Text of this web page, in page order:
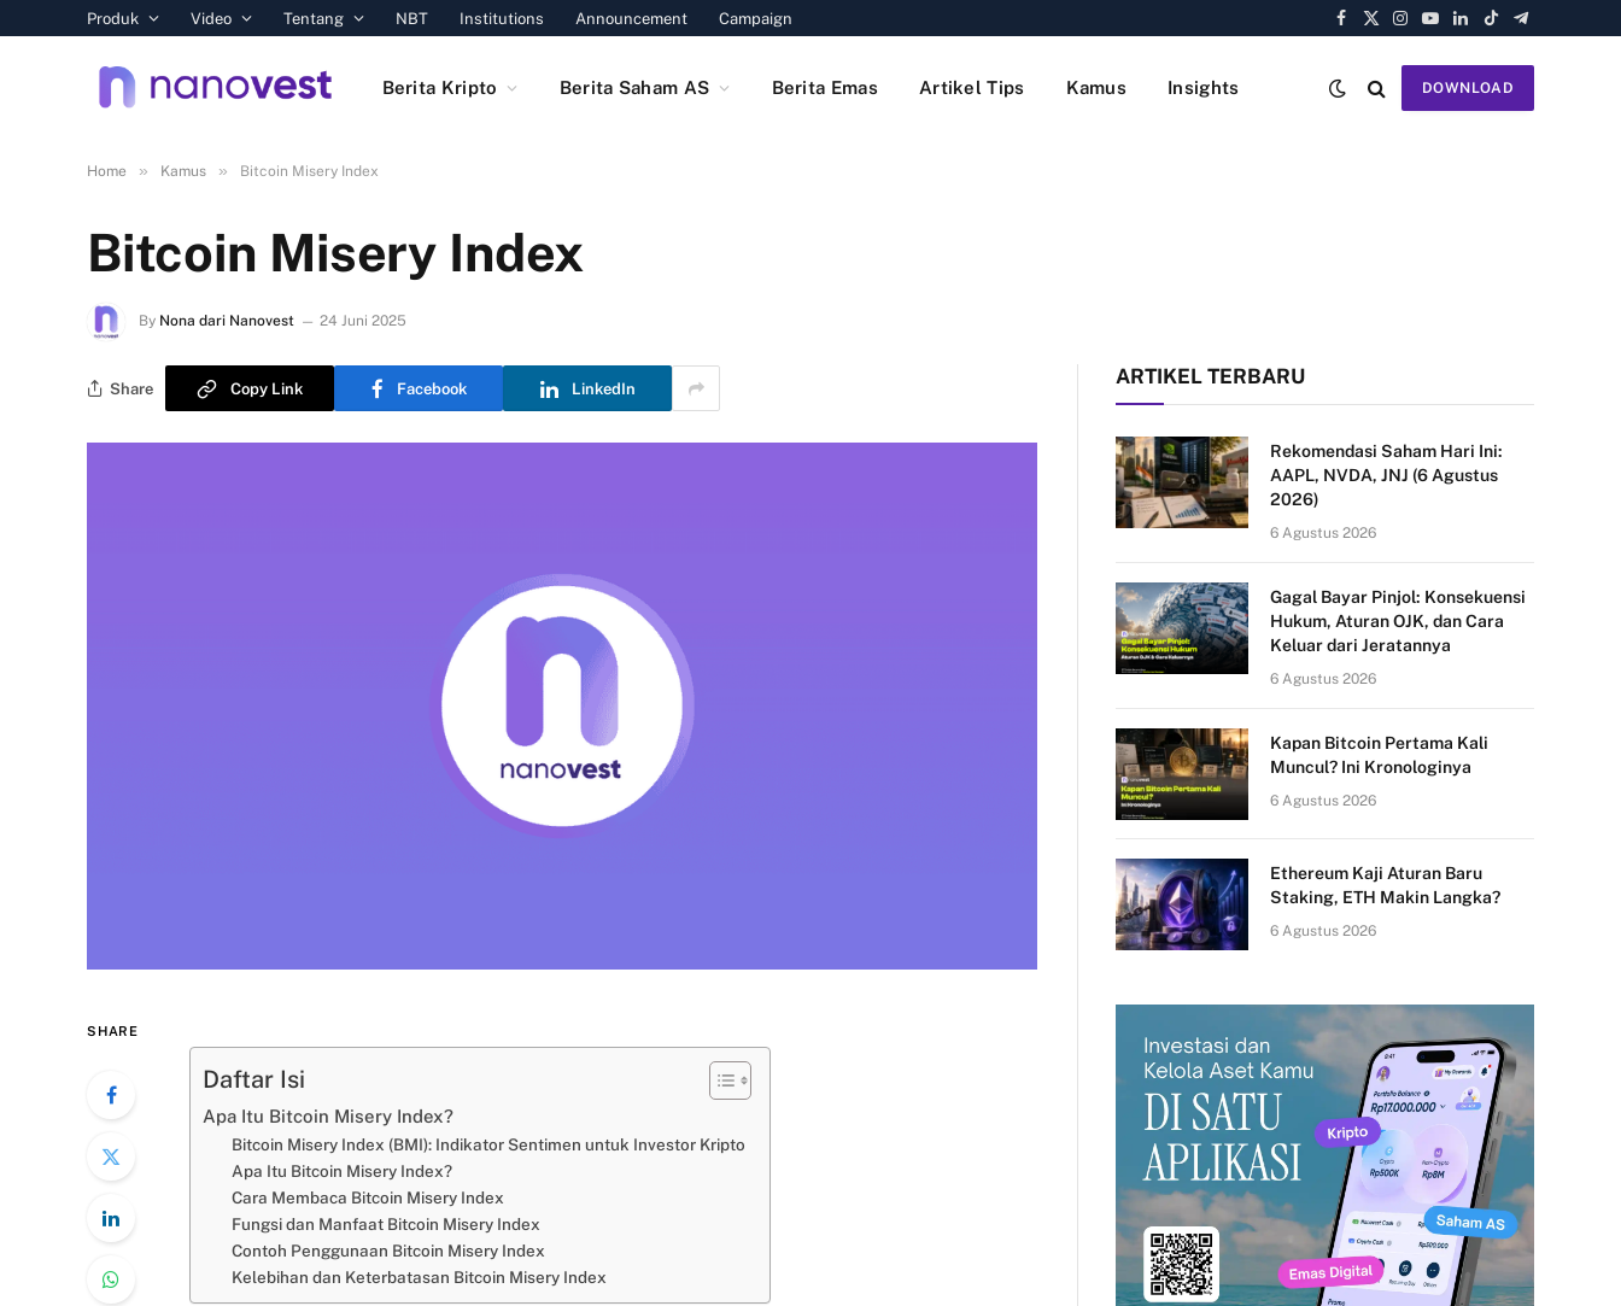
Produk Video Tentang NBT Institutions Announcement Campaign
Facebook
X
Instagram
YouTube
LinkedIn
TikTokTelegram
Berita Kripto Berita Saham AS Berita Emas Artikel Tips Kamus Insights DOWNLOAD
Home » Kamus » Bitcoin Misery Index
Bitcoin Misery Index
By Nona dari Nanovest 24 Juni 2025
Share Copy Link Facebook LinkedIn
SHARE
Daftar Isi
Apa Itu Bitcoin Misery Index?
Bitcoin Misery Index (BMI): Indikator Sentimen untuk Investor Kripto
Apa Itu Bitcoin Misery Index?
Cara Membaca Bitcoin Misery Index
Fungsi dan Manfaat Bitcoin Misery Index
Contoh Penggunaan Bitcoin Misery Index
Kelebihan dan Keterbatasan Bitcoin Misery Index
ARTIKEL TERBARU
Rekomendasi Saham Hari Ini:
AAPL, NVDA, JNJ (6 Agustus
2026)
6 Agustus 2026
Gagal Bayar Pinjol: Konsekuensi
Hukum, Aturan OJK, dan Cara
Keluar dari Jeratannya
6 Agustus 2026
Kapan Bitcoin Pertama Kali
Muncul? Ini Kronologinya
6 Agustus 2026
Ethereum Kaji Aturan Baru
Staking, ETH Makin Langka?
6 Agustus 2026